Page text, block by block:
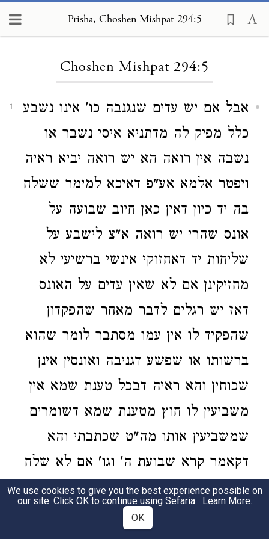
Prisha, Choshen Mishpat 294:5
Choshen Mishpat 294:5
1
אבל אם יש עדים שנגנבה כו' אינו נשבע
כלל מפיק לה מדתניא איסי נשבר או
נשבה אין רואה הא יש רואה יביא ראיה
ויפטר אלמא אע"פ דאיכא למימר ששלח
בה יד כיון דאין כאן חיוב שבועה על
אונס שהרי יש רואה א"צ לישבע על
שליחות יד דאחזוקי אינשי ברשיעי לא
מחזיקינן אם לא שאין עדים על האונס
דאז יש רגלים לדבר מאחר שהפקדון
שהפקיד לו אין עמו מסתבר לומר שהוא
ברשותו או שפשע דגניבה ואונסין אינן
שכוחין והא ראיה דבכל טענת שמא אין
משביעין לו חוץ מטענת שמא דשומרים
שמשביעין אותו מה"ט שכתבתי והא
דקאמר קרא שבועת ה' וגו' אם לא שלח
ידו וגו' פירש ר"ת דמיירי בשאינו מת
לפנינו ואיכא למיחש שמא אכלו הנפקד
We use cookies to give you the best experience possible on
our site. Click OK to continue using Sefaria. Learn More.
OK